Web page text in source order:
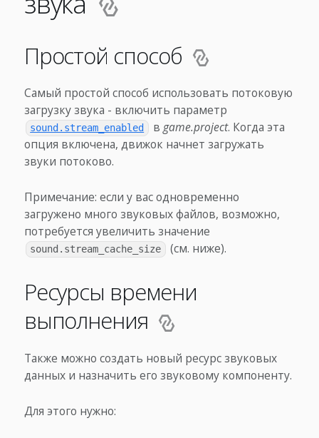
Простой способ
Самый простой способ использовать потоковую
загрузку звука - включить параметр
sound.stream_enabled в game.project. Когда эта
опция включена, движок начнет загружать
звуки потоково.
Примечание: если у вас одновременно
загружено много звуковых файлов, возможно,
потребуется увеличить значение
sound.stream_cache_size (см. ниже).
Ресурсы времени
выполнения
Также можно создать новый ресурс звуковых
данных и назначить его звуковому компоненту.
Для этого нужно: